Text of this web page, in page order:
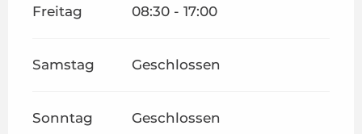
Freitag 08:30 - 17:00
Samstag Geschlossen
Sonntag Geschlossen